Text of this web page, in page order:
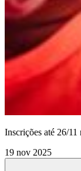
Inscrições até 26/
19 nov 2025